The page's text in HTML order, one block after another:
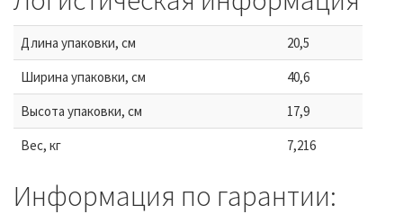
Длина упаковки, см
20,5
Ширина упаковки, см
40,6
Высота упаковки, см
17,9
Вес, кг
7,216
Информация по гарантии: